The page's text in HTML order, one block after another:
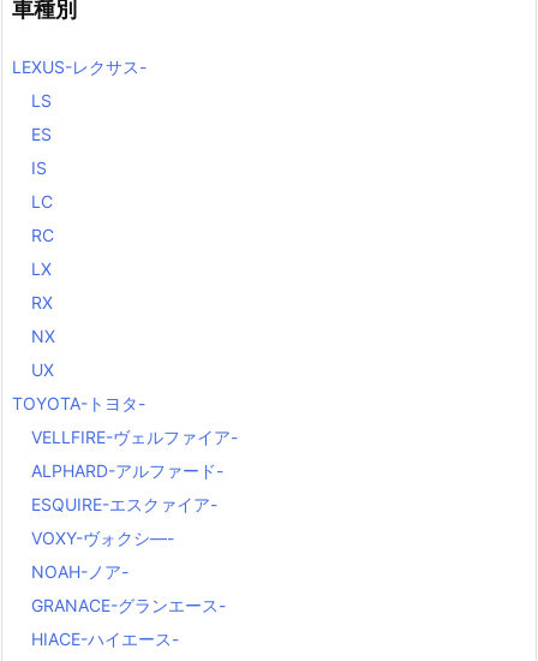
車種別
LEXUS-レクサス-
LS
ES
IS
LC
RC
LX
RX
NX
UX
TOYOTA-トヨタ-
VELLFIRE-ヴェルファイア-
ALPHARD-アルファード-
ESQUIRE-エスクァイア-
VOXY-ヴォクシ―-
NOAH-ノア-
GRANACE-グランエース-
HIACE-ハイエース-